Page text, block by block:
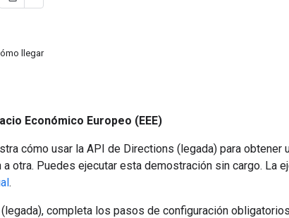
llegar
Económico Europeo (EEE)
cómo usar la API de Directions (legada) para obtener
a otra. Puedes ejecutar esta demostración sin cargo. La
.
(legada), completa los pasos de configuración